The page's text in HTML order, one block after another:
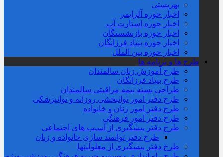
بهزیستی
اخبار حوزه آلزايمر
اخبار حوزه استارت آپ
اخبار حوزه بازنشستگان
اخبار حوزه بنیاد فرزانگان
اخبار حوزه بین الملل
طرح ها و برنامه ها
طرح آموزش زنان سالمندان
طرح بنیاد فرزانگان
طراحی بسته بیمه مراقبتی سالمندان
طرح دفتر امور توانبخشی روزانه و توانپزشکی
طرح دفتر امور زنان و خانواده
طرح دفتر امور فرهنگی
طرح دفتر پیشگیری از آسیب های اجتماعی
طرح دفتر توانمند سازی خانواده و زنان
طرح دفتر پیشگیری از معلولیتها